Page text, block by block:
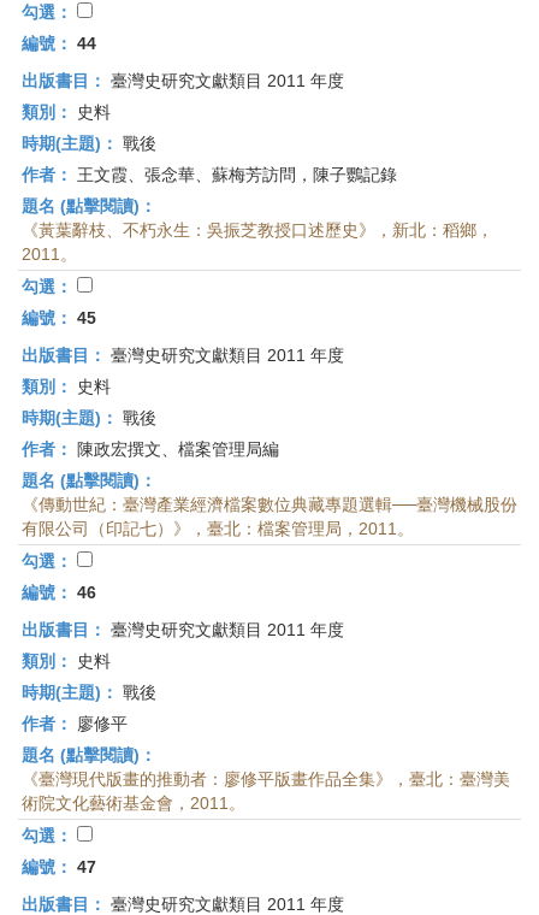
勾選：
編號： 44
出版書目： 臺灣史研究文獻類目 2011 年度
類別：
史料
時期(主題)： 戰後
作者：
王文霞、張念華、蘇梅芳訪問，陳子鸚記錄
題名 (點擊閱讀)：
《黃葉辭枝、不朽永生：吳振芝教授口述歷史》，新北：稻鄉，
2011。
勾選：
編號： 45
出版書目： 臺灣史研究文獻類目 2011 年度
類別：
史料
時期(主題)： 戰後
作者：
陳政宏撰文、檔案管理局編
題名 (點擊閱讀)：
《傳動世紀：臺灣產業經濟檔案數位典藏專題選輯──臺灣機械股份
有限公司（印記七）》，臺北：檔案管理局，2011。
勾選：
編號： 46
出版書目： 臺灣史研究文獻類目 2011 年度
類別：
史料
時期(主題)： 戰後
作者：
廖修平
題名 (點擊閱讀)：
《臺灣現代版畫的推動者：廖修平版畫作品全集》，臺北：臺灣美
術院文化藝術基金會，2011。
勾選：
編號： 47
出版書目： 臺灣史研究文獻類目 2011 年度